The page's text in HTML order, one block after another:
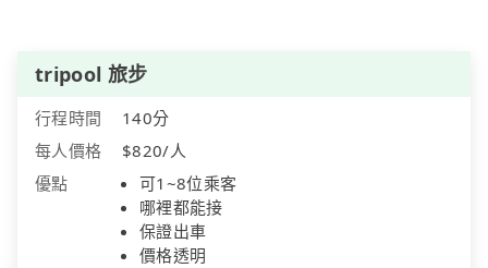
tripool 旅步
行程時間
140分
每人價格
$820/人
優點
可1~8位乘客
哪裡都能接
保證出車
價格透明